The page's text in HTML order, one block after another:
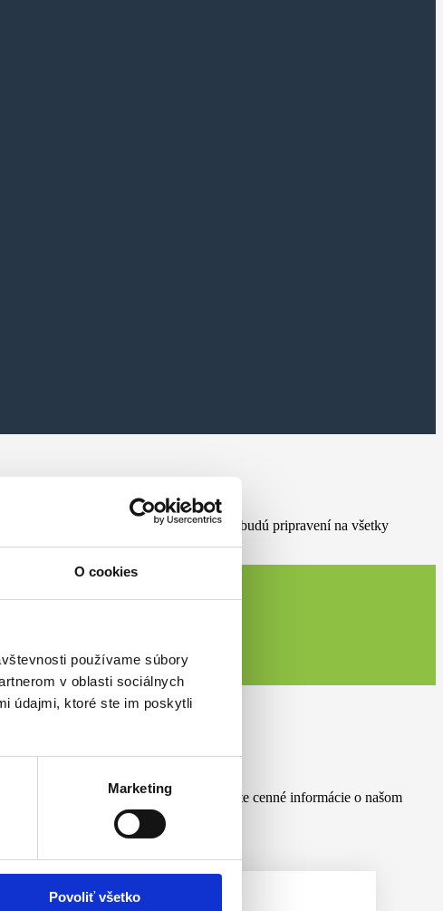
O cookies
používame súbory
v oblasti sociálnych
údajmi, ktoré ste im poskytli
Marketing
Povoliť všetko
môžu pociťovať. Týmto spôsobom budú pripravení na všetky
našich spokojných študentov a získajte cenné informácie o našom